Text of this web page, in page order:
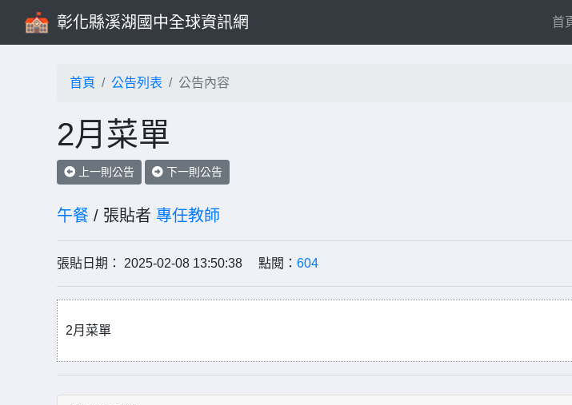
彰化縣溪湖國中全球資訊網 首
首頁 公告列表 公告內容
2月菜單
上一則公告 下一則公告
午餐 / 張貼者 專任教師
張貼日期： 2025-02-08 13:50:38 點閱： 604
2月菜單